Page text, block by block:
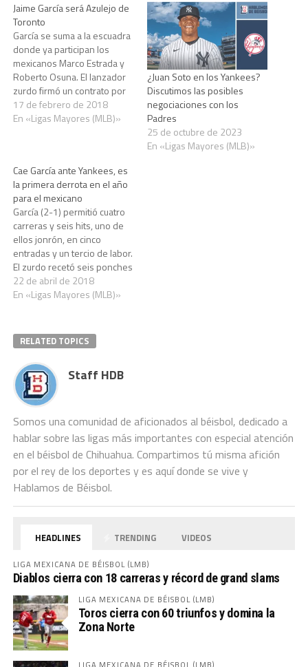
Jaime García será Azulejo de
Toronto
García se suma a la escuadra
donde ya participan los
mexicanos Marco Estrada y
Roberto Osuna. El lanzador
zurdo firmó un contrato por
un año y diez millones de
dólares. El abridor Jaime
Azulejos…
17 de febrero de 2018
En «Ligas Mayores (MLB)»
¿Juan Soto en los Yankees?
Discutimos las posibles
negociaciones con los
Padres
25 de octubre de 2023
En «Ligas Mayores (MLB)»
Cae García ante Yankees, es
la primera derrota en el año
para el mexicano
García (2-1) permitió cuatro
carreras y seis hits, uno de
ellos jonrón, en cinco
entradas y un tercio de labor.
El zurdo recetó seis ponches
y otorgó tres bases por
bolas. Los Yanquis tocaron a
Gregorius le conectó
bambinazo solitario por el
jardín…
22 de abril de 2018
En «Ligas Mayores (MLB)»
RELATED TOPICS
Staff HDB
Somos una comunidad de aficionados al béisbol, dedicado a
hablar sobre las ligas más importantes con especial atención
en el béisbol de Chihuahua. Compartimos tú misma afición
por el rey de los deportes y es aquí donde se vive y
Hablamos de Béisbol.
HEADLINES TRENDING VIDEOS
LIGA MEXICANA DE BÉISBOL (LMB)
Diablos cierra con 18 carreras y récord de grand slams
LIGA MEXICANA DE BÉISBOL (LMB)
Toros cierra con 60 triunfos y domina la
Zona Norte